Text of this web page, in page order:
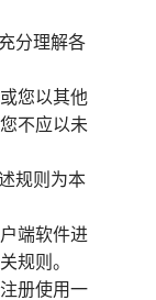
分理解各
您以其他
不应以未
规则为本
端软件进
规则。
册使用一